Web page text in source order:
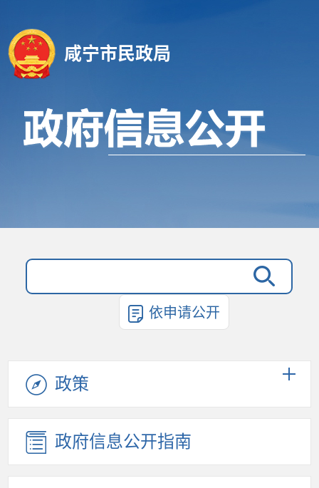
咸宁市民政局
依申请公开
政策
政府信息公开指南